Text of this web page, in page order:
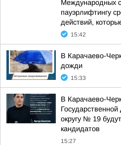
Международных
пауэрлифтингу
действий,
15:42
В Карачаево-
дожди
15:33
В Карачаево-
округу № 19
кандидатов
15:27